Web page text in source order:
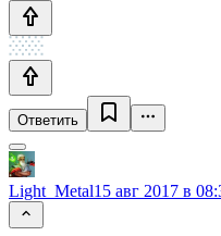
Ответить
Light_Metal15 авг 2017 в